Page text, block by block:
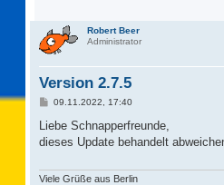
Robert Beer
Administrator
Version 2.7.5
B
i
r
09.11.2022, 17:40
Liebe Schnapperfreunde,
dieses Update behandelt
Viele Grüße aus Berlin